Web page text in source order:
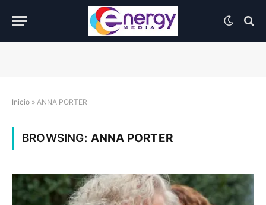
Inicio » ANNA PORTER
BROWSING: ANNA PORTER